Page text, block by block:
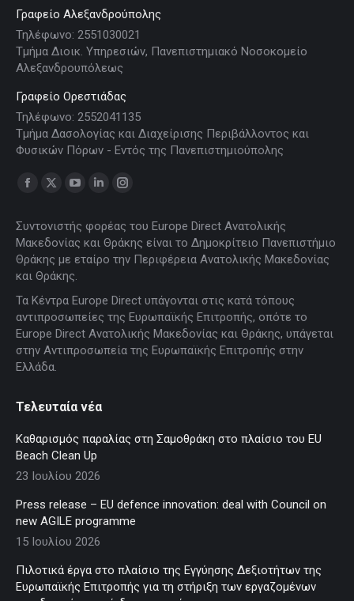
Γραφείο Αλεξανδρούπολης
Τηλέφωνο: 2551030021
Τμήμα Διοικ. Υπηρεσιών, Πανεπιστημιακό Νοσοκομείο
Αλεξανδρουπόλεως
Γραφείο Ορεστιάδας
Τηλέφωνο: 2552041135
Τμήμα Δασολογίας και Διαχείρισης Περιβάλλοντος και
Φυσικών Πόρων - Εντός της Πανεπιστημιούπολης
Find us on:
Facebook
opens
in
new
window
X
opens
new
window
YouTube
opens
in
new
window
Linkedin
opens
window
Instagram
opens
window
Συντονιστής φορέας του Europe Direct Ανατολικής
Μακεδονίας και Θράκης είναι το Δημοκρίτειο Πανεπιστήμιο
Θράκης με εταίρο την Περιφέρεια Ανατολικής Μακεδονίας
και Θράκης.
Τα Κέντρα Europe Direct υπάγονται στις κατά τόπους
αντιπροσωπείες της Ευρωπαϊκής Επιτροπής, οπότε το
Europe Direct Ανατολικής Μακεδονίας και Θράκης, υπάγεται
στην Αντιπροσωπεία της Ευρωπαϊκής Επιτροπής στην
Ελλάδα.
Τελευταία νέα
Καθαρισμός παραλίας στη Σαμοθράκη στο πλαίσιο του EU
Beach Clean Up
23 Ιουλίου 2026
Press release – EU defence innovation: deal with Council on
new AGILE programme
15 Ιουλίου 2026
Πιλοτικά έργα στο πλαίσιο της Εγγύησης Δεξιοτήτων της
Ευρωπαϊκής Επιτροπής για τη στήριξη των εργαζομένων